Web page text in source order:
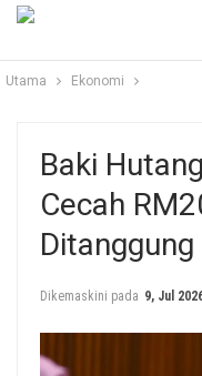
Utama Ekonomi
Baki
Cecah
Dikemaskini pada 9, Jul